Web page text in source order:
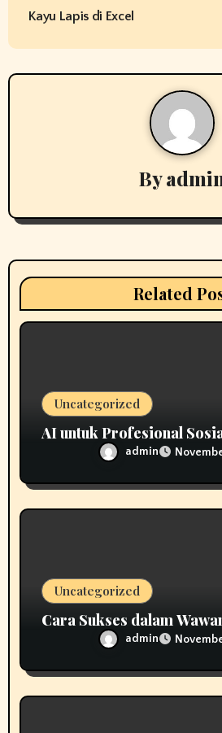
t
n
g
a
Kayu Lapis di Excel
By
Related
Uncategorized
AI untuk Profesional
admin
Uncategorized
Cara Sukses dalam
admin